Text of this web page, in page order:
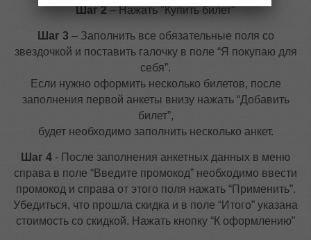
Шаг 2– Нажать "Купить билет"
Шаг 3 – Заполнить все обязательные поля со
звездочкой и поставить галочку в поле “Я покупаю для
себя”.
Если нужно оформить несколько билетов, после
заполнения первой анкеты внизу нажать “Добавить
билет”,
будет необходимо заполнить несколько анкет.
Шаг 4 - После заполнения анкетных данных в меню
справа в поле “Введите промокод” необходимо ввести
промокод и справа от этого поля нажать “Применить”.
Убедиться, что прошла скидка и в поле “Итого” указана
стоимость со скидкой. Нажать кнопку “К оформлению”